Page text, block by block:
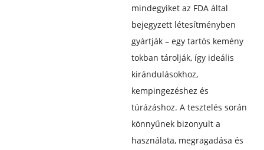
mindegyiket az FDA által
bejegyzett létesítményben
gyártják – egy tartós kemény
tokban tárolják, így ideális
kirándulásokhoz,
kempingezéshez és
túrázáshoz. A tesztelés során
könnyűnek bizonyult a
használata, megragadása és